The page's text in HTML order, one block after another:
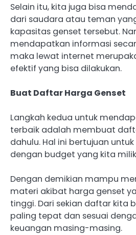
Selain itu, kita juga bisa
dari saudara atau teman
kapasitas genset tersebut.
mendapatkan informasi
maka lewat internet
efektif yang bisa dilakukan.
Buat Daftar Harga Genset
Langkah kedua untuk
terbaik adalah membuat
dahulu. Hal ini bertujuan
dengan budget yang kita
Dengan demikian mampu
materi akibat harga genset
tinggi. Dari sekian daftar kita
paling tepat dan sesuai
keuangan masing-masing.